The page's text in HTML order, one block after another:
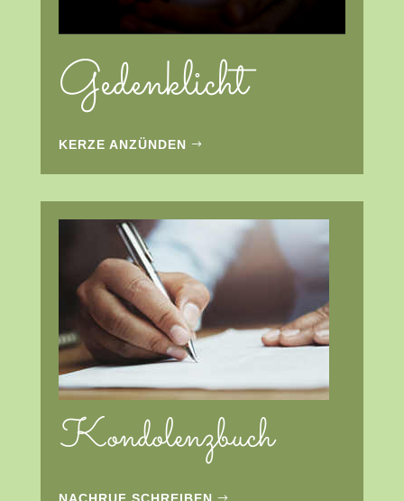
Gedenklicht
KERZE ANZÜNDEN
Kondolenzbuch
NACHRUF SCHREIBEN